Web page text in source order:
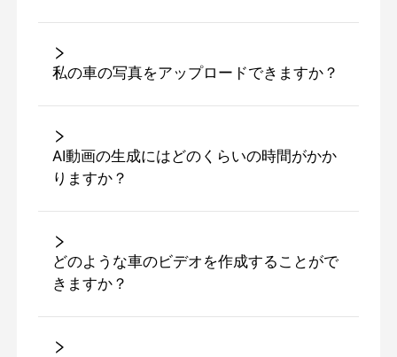
私の車の写真をアップロードできますか？
AI動画の生成にはどのくらいの時間がかか
りますか？
どのような車のビデオを作成することがで
きますか？